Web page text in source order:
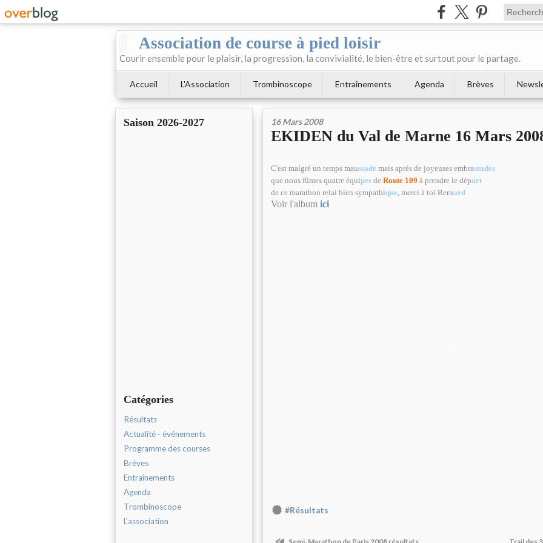
Association de course à pied loisir
Courir ensemble pour le plaisir, la progression, la convivialité, le bien-être et surtout pour le partage.
Accueil L'Association Trombinoscope Entraînements Agenda Brèves
Saison 2026-2027
Catégories
Résultats
Actualité - événements
Programme des courses
Brèves
Entraînements
Agenda
Trombinoscope
L'association
16 Mars 2008
EKIDEN du Val de Marne 16 Mars
C'est malgré un temps maussade mais aprés de joyeuses embrassades
que nous fûmes quatre équipes de Route 109 à prendre le départ
de ce marathon relai bien sympathique, merci à toi Bernard
Voir l'album ici
#Résultats